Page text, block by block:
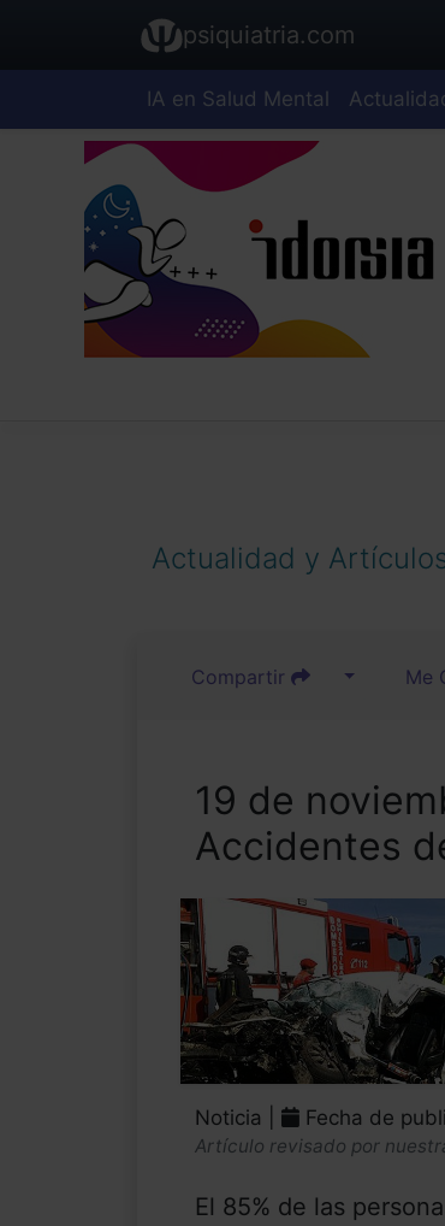
psiquiatria.com
IA en Salud Mental
Actualidad y
Compartir Me
19 de
Accidentes
Noticia | Fecha de
Artículo revisado por
El 85% de las